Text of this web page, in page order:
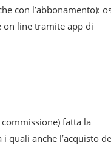
con l’abbonamento):
on line tramite app di
fatta la
quali anche l’acquisto